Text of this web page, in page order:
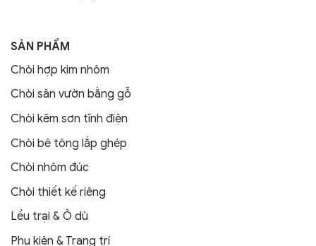
SẢN PHẨM
Chòi hợp kim nhôm
Chòi sân vườn bằng gỗ
Chòi kẽm sơn tĩnh điện
Chòi bê tông lắp ghép
Chòi nhôm đúc
Chòi thiết kế riêng
Lều trại & Ô dù
Phụ kiện & Trang trí